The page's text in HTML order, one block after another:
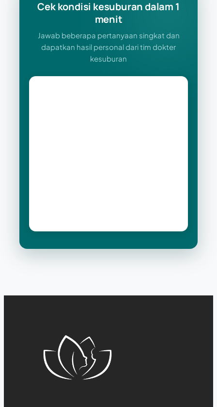
Cek kondisi kesuburan dalam 1
menit
Jawab beberapa pertanyaan singkat dan
dapatkan hasil personal dari tim dokter
kesuburan